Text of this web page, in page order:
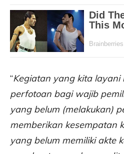
“Kegiatan yang kita layani
perfotoan bagi wajib
yang belum (melakukan)
memberikan kesempatan
yang belum memiliki akte